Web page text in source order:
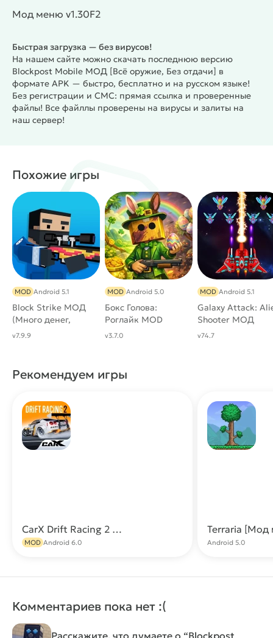
Мод меню v1.30F2
Быстрая загрузка — без вирусов!
На нашем сайте можно скачать последнюю версию
Blockpost Mobile МОД [Всё оружие, Без отдачи] в
формате APK — быстро, бесплатно и на русском языке!
Без регистрации и СМС: прямая ссылка и проверенные
файлы! Все файллы проверены на вирусы и залиты на
наш сервер!
Похожие игры
Block Strike МОД
(Много денег,
Бессмертие, Полет,
MOD Android 5.1
v7.9.9
Бокс Голова:
Роглайк MOD
(Много денег)
MOD Android 5.0
v3.7.0
Galaxy Attack:
Shooter МОД
(Много денег)
MOD Android 5.1
v74.7
Рекомендуем игры
CarX Drift Racing 2 МОД (Много денег)
MOD Android 6.0 Android 5.0
Комментариев пока нет :(
Расскажите, что думаете о “Blockpost